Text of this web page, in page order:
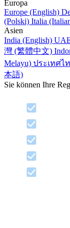
Europa
Europe (English)
(Polski) Italia
Asien
India (English)
灣 (繁體中文)
Melayu) ประเทศไ
本語)
Sie können Ihre